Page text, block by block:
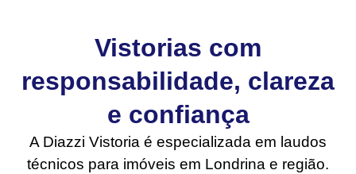
Vistorias com
responsabilidade, clareza
e confiança
A Diazzi Vistoria é especializada em laudos
técnicos para imóveis em Londrina e região.